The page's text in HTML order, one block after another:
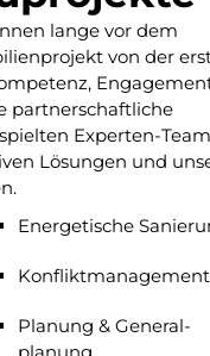
lange vor dem
von der
partnerschaftliche
Experten-
Lösungen und
Ener­getische
Konflikt­manage­ment
Planung & General­